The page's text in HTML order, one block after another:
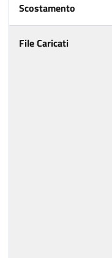
Scostamento
File Caricati